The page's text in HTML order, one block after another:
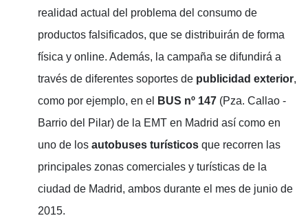
realidad actual del problema del consumo de
productos falsificados, que se distribuirán de forma
física y online. Además, la campaña se difundirá a
través de diferentes soportes de publicidad exterior,
como por ejemplo, en el
BUS nº 147 (Pza. Callao -
Barrio del Pilar) de la EMT en Madrid así como en
uno de los autobuses turísticos que recorren las
principales zonas comerciales y turísticas de la
ciudad de Madrid, ambos durante el mes de junio de
2015.